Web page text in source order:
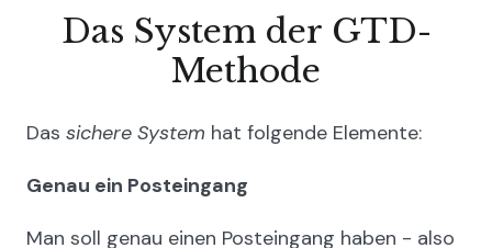
Das System der GTD-
Methode
Das sichere System hat folgende Elemente:
Genau ein Posteingang
Man soll genau einen Posteingang haben - also